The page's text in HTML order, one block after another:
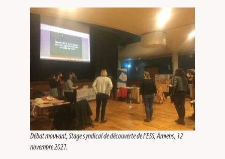
Débat mouvant, Stage syndical de découverte de l’ESS, Amiens, 12
novembre 2021.